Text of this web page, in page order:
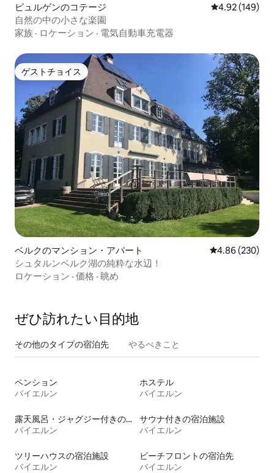
ピュルゲンのコテージ レビュー149
4.92 (149)
自然の中の小さな楽園
家族 · ロケーション · 電気自動車充電器
ゲストチョイス
ゲストチョイス
ベルクのマンション・アパート レビュー230
4.86 (230)
シュタルンベルク湖の純粋な水辺！
ロケーション · 価格 · 眺め
ぜひ訪⁠れ⁠た⁠い目⁠的⁠地
その他のタ⁠イ⁠プ⁠の宿⁠泊⁠先 やるべきこと
ペンション
バイエルン
ホステル
バイエルン
露天風呂・ジャグジー付きの宿泊施設
バイエルン
サウナ付きの宿泊施設
バイエルン
ツリーハウスの宿泊施設
バイエルン
ビーチフロントの宿泊先
バイエルン